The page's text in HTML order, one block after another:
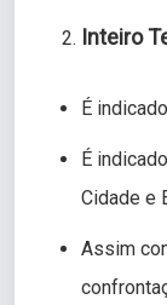
Inteiro
É
É
Cidade e
Assim